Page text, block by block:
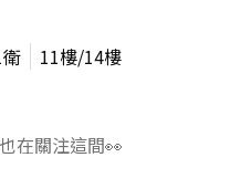
11樓/14樓
在關注這間👀